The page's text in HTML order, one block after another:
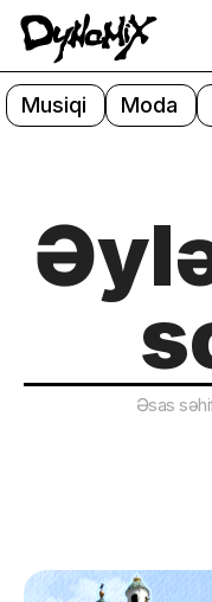
Skip
to
content
Musiqi Moda
Əsas